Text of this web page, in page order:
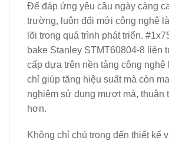
Để đáp ứng yêu cầu ngày càng
trường, luôn đổi mới công nghệ
lõi trong quá trình phát triển.
bake Stanley STMT60804-8 liên
cấp dựa trên nền tảng công nghệ
chỉ giúp tăng hiệu suất mà còn
nghiệm sử dụng mượt mà, thuận
hơn.
Không chỉ chú trọng đến thiết kế